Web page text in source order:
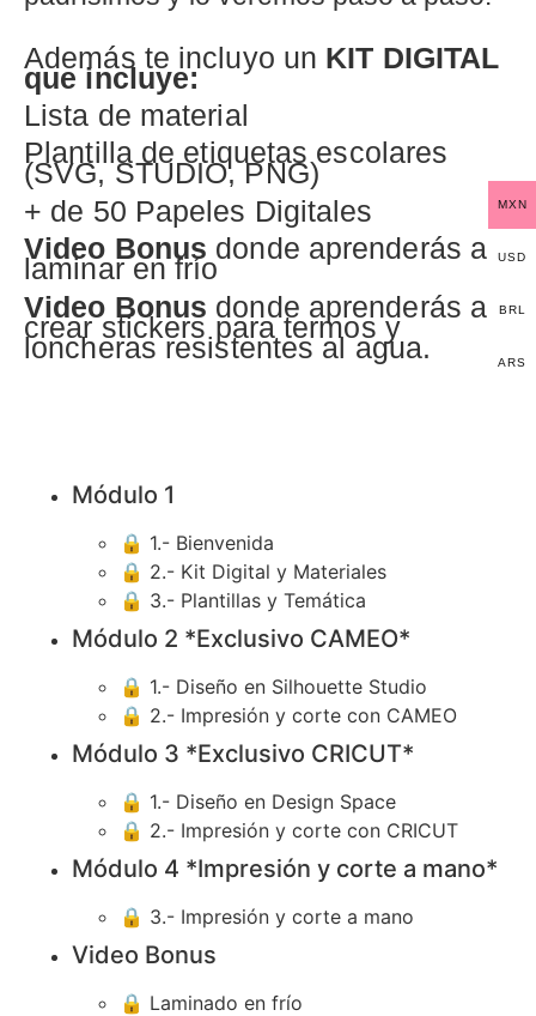
Además te incluyo un KIT DIGITAL
que incluye:
Lista de material
Plantilla de etiquetas escolares
(SVG, STUDIO, PNG)
+ de 50 Papeles Digitales
Video Bonus donde aprenderás a
laminar en frío
Video Bonus donde aprenderás a
crear stickers para termos y
loncheras resistentes al agua.
Módulo 1
🔒 1.- Bienvenida
🔒 2.- Kit Digital y Materiales
🔒 3.- Plantillas y Temática
Módulo 2 *Exclusivo CAMEO*
🔒 1.- Diseño en Silhouette Studio
🔒 2.- Impresión y corte con CAMEO
Módulo 3 *Exclusivo CRICUT*
🔒 1.- Diseño en Design Space
🔒 2.- Impresión y corte con CRICUT
Módulo 4 *Impresión y corte a mano*
🔒 3.- Impresión y corte a mano
Video Bonus
🔒 Laminado en frío
MXN
USD
BRL
ARS